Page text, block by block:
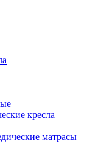
кресла
матрасы